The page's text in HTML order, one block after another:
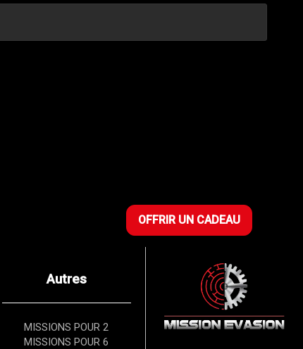
OFFRIR UN CADEAU
Autres
MISSIONS POUR 2
MISSIONS POUR 6